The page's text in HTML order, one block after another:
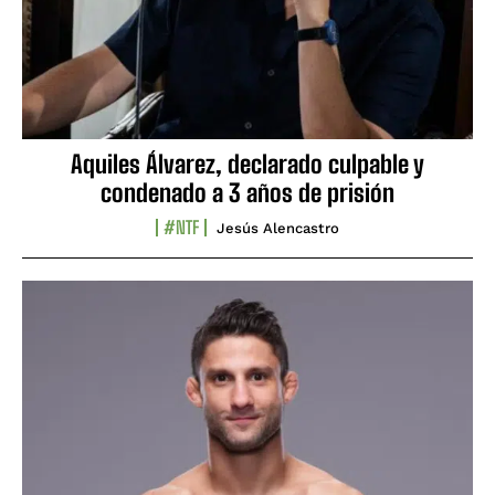
Aquiles Álvarez, declarado culpable y
condenado a 3 años de prisión
#NTF Jesús Alencastro